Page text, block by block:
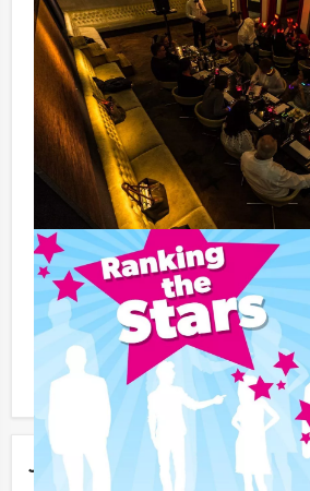
Jouw uitje
Handige tip:
Niet telkens uw knip hoeven
te rekenen? Voor € 13,50 per
BTW) kunt u gebruikmaken van het
waarbij u onbeperkt kunt genieten
huiswijn, koffie en thee. Zo komt u
voor verrassingen te staan!
Komt u niet aan het minimale
bereid bent voor het minimale
ook gewoon voor minder personen
boeken!
Bekijk ook onze tientallen andere
arrangementen en uitjes in Leuven.